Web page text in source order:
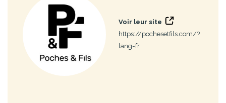
Voir leur site
https://pochesetfils.com/?
lang=fr